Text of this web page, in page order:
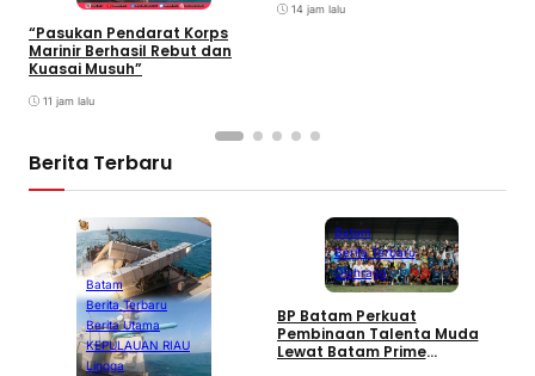
“Pasukan Pendarat Korps
Marinir Berhasil Rebut dan
Kuasai Musuh”
11 jam lalu
Football sebagai Festival
14 jam lalu
Berita Terbaru
Batam
Berita Terbaru
Berita Utama
KEPULAUAN RIAU
Lingga
Batam
Berita Terbaru
Olahraga
BP Batam Perkuat
Pembinaan Talenta Muda
Lewat Batam Prime